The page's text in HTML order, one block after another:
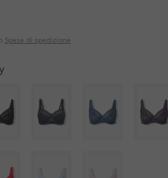
Spese di spedizione